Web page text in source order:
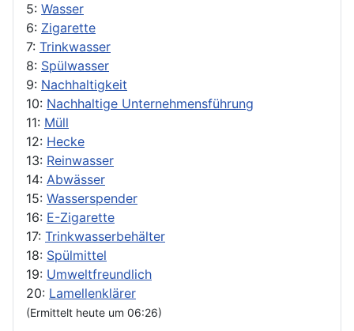
5: Wasser
6: Zigarette
7: Trinkwasser
8: Spülwasser
9: Nachhaltigkeit
10: Nachhaltige Unternehmensführung
11: Müll
12: Hecke
13: Reinwasser
14: Abwässer
15: Wasserspender
16: E-Zigarette
17: Trinkwasserbehälter
18: Spülmittel
19: Umweltfreundlich
20: Lamellenklärer
(Ermittelt heute um 06:26)